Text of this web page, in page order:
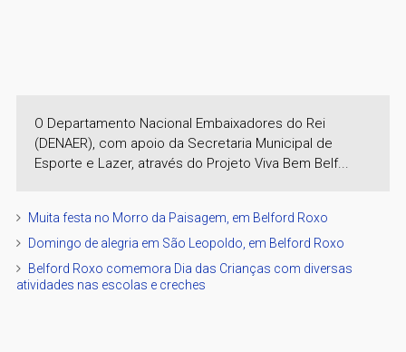
O Departamento Nacional Embaixadores do Rei
(DENAER), com apoio da Secretaria Municipal de
Esporte e Lazer, através do Projeto Viva Bem Belf...
Muita festa no Morro da Paisagem, em Belford Roxo
Domingo de alegria em São Leopoldo, em Belford Roxo
Belford Roxo comemora Dia das Crianças com diversas
atividades nas escolas e creches